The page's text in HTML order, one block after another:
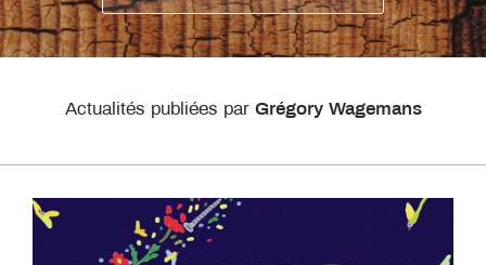
Actualités publiées par Grégory Wagemans